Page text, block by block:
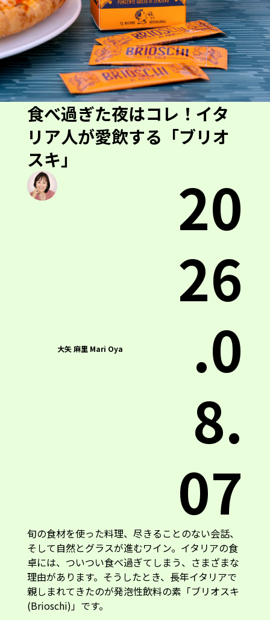
食べ過ぎた夜はコレ！イタ
リア人が愛飲する「ブリオ
スキ」
大矢 麻里 Mari Oya
20
26
.0
8.
07
旬の食材を使った料理、尽きることのない会話、
そして自然とグラスが進むワイン。イタリアの食
卓には、ついつい食べ過ぎてしまう、さまざまな
理由があります。そうしたとき、長年イタリアで
親しまれてきたのが発泡性飲料の素「ブリオスキ
(Brioschi)」です。